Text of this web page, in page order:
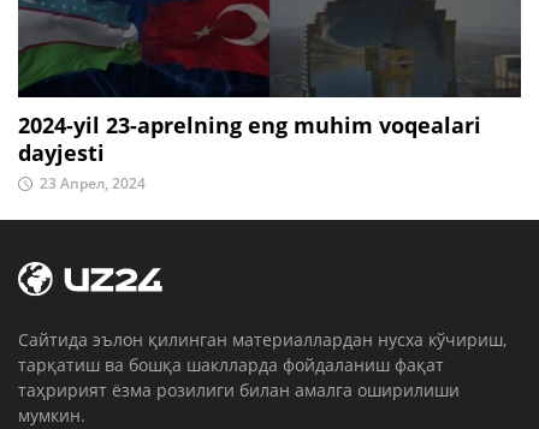
2024-yil 23-aprelning eng muhim voqealari
dayjesti
23 Апрел, 2024
Cайтида эълон қилинган материаллардан нусха кўчириш,
тарқатиш ва бошқа шаклларда фойдаланиш фақат
таҳририят ёзма розилиги билан амалга оширилиши
мумкин.